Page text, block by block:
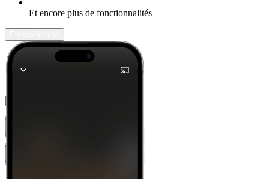
Et encore plus de fonctionnalités